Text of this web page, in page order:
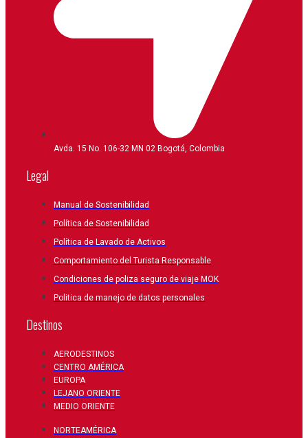
Avda. 15 No. 106-32 MN 02 Bogotá, Colombia
Legal
Manual de Sostenibilidad
Política de Sostenibilidad
Política de Lavado de Activos
Comportamiento del Turista Responsable
Condiciones de poliza seguro de viaje MOK
Politica de manejo de datos personales
Destinos
AERODESTINOS
CENTRO AMÉRICA
EUROPA
LEJANO ORIENTE
MEDIO ORIENTE
NORTEAMÉRICA